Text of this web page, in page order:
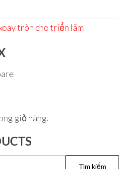
tròn cho triển lãm
giỏ hàng.